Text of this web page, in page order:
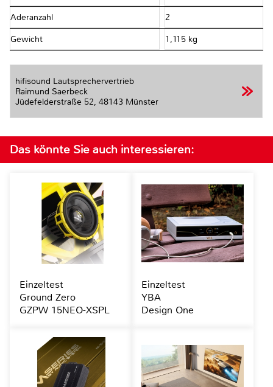
Aderanzahl 2
Gewicht 1,115 kg
hifisound Lautsprechervertrieb
Raimund Saerbeck
Jüdefelderstraße 52, 48143 Münster
Das könnte Sie auch interessieren:
Einzeltest
Ground Zero
GZPW 15NEO-XSPL
Einzeltest
YBA
Design One